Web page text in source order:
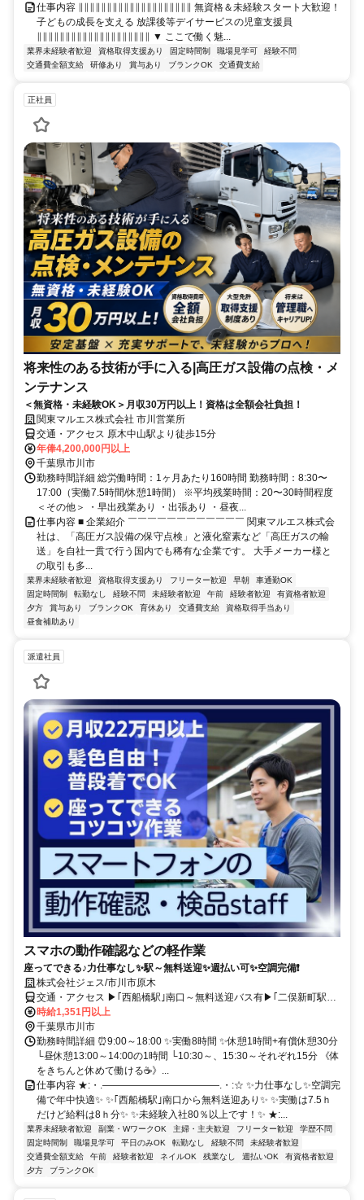
仕事内容 ∥∥∥∥∥∥∥∥∥∥∥∥∥∥∥∥∥∥∥∥ 無資格＆未経験スタート大歓迎！
子どもの成長を支える 放課後等デイサービスの児童支援員
∥∥∥∥∥∥∥∥∥∥∥∥∥∥∥∥∥∥∥∥ ▼ ここで働く魅...
業界未経験者歓迎 資格取得支援あり 固定時間制 職場見学可
経験不問
交通費全額支給
研修あり 賞与あり ブランクOK 交通費支給
正社員
将来性のある技術が手に入る|高圧ガス設備の点検・メ
ンテナンス
＜無資格・未経験OK＞月収30万円以上！資格は全額会社負担！
関東マルエス株式会社 市川営業所
交通・アクセス 原木中山駅より徒歩15分
年俸4,200,000円以上
千葉県市川市
勤務時間詳細 総労働時間：1ヶ月あたり160時間 勤務時間：8:30〜
17:00（実働7.5時間/休憩1時間） ※平均残業時間：20〜30時間程度
＜その他＞ ・早出残業あり ・出張あり ・昼夜...
仕事内容 ■ 企業紹介 ￣￣￣￣￣￣￣￣￣￣￣￣ 関東マルエス株式会
社は、「高圧ガス設備の保守点検」と液化窒素など「高圧ガスの輸
送」を自社一貫で行う国内でも稀有な企業です。 大手メーカー様と
の取引も多...
業界未経験者歓迎 資格取得支援あり フリーター歓迎 早朝
車通勤OK
固定時間制
転勤なし 経験不問 未経験者歓迎 午前 経験者歓迎
有資格者歓迎
夕方
賞与あり ブランクOK 育休あり 交通費支給
資格取得手当あり
昼食補助あり
派遣社員
スマホの動作確認などの軽作業
座ってできる♪力仕事なし✨駅～無料送迎✨週払い可✨空調完備❗
株式会社ジェス/市川市原木
交通・アクセス ▶｢西船橋駅｣南口～無料送迎バス有▶｢二俣新町駅｣
徒歩13分
時給1,351円以上
千葉県市川市
勤務時間詳細 ⏰9:00～18:00 ✨実働8時間 ✨休憩1時間+有償休憩30分
└昼休憩13:00～14:00の1時間 └10:30～、15:30～それぞれ15分 《体
をきちんと休めて働ける☕》...
仕事内容 ★:・.――――――――――――.・:☆ ✨力仕事なし✨空調完
備で年中快適✨ ✨｢西船橋駅｣南口から無料送迎あり✨ ✨実働は7.5ｈ
だけど給料は8ｈ分✨ ✨未経験入社80％以上です！✨ ★:...
業界未経験者歓迎 副業・WワークOK 主婦・主夫歓迎 フリーター歓迎
学歴不問
固定時間制
職場見学可 平日のみOK 転勤なし 経験不問
未経験者歓迎
交通費全額支給
午前 経験者歓迎 ネイルOK 残業なし 週払いOK
有資格者歓迎
夕方
ブランクOK